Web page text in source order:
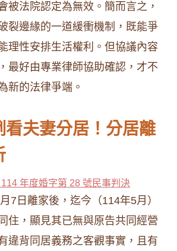
被法院認定為無效。簡而言之，
裂邊緣的一道緩衝機制，既能爭
理性安排生活權利。但協議內容
最好由專業律師協助確認，才不
新的法律爭端。
看夫妻分居！分居離
年度婚字第 28 號民事判決
7日離家後，迄今（114年5月）
住，顯見其已無與原告共同經營
違背同居義務之客觀事實，且有